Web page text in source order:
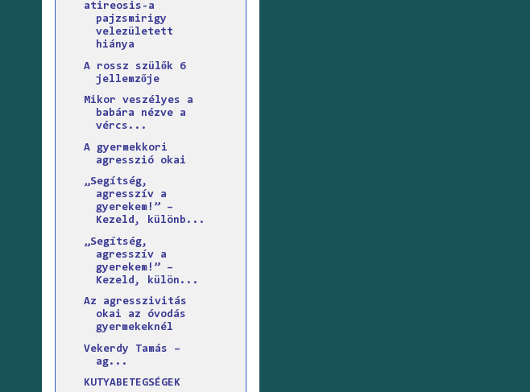
atireosis-a
pajzsmirigy
velezületett
hiánya
A rossz szülők 6
jellemzője
Mikor veszélyes a
babára nézve a
vércs...
A gyermekkori
agresszió okai
„Segítség,
agresszív a
gyerekem!” –
Kezeld, különb...
„Segítség,
agresszív a
gyerekem!” –
Kezeld, külön...
Az agresszivitás
okai az óvodás
gyermekeknél
Vekerdy Tamás –
ag...
KUTYABETEGSÉGEK